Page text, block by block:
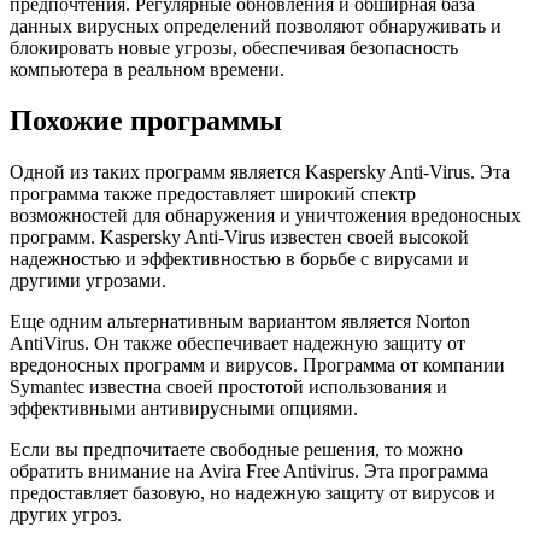
предпочтения. Регулярные обновления и обширная база
данных вирусных определений позволяют обнаруживать и
блокировать новые угрозы, обеспечивая безопасность
компьютера в реальном времени.
Похожие программы
Одной из таких программ является Kaspersky Anti-Virus. Эта
программа также предоставляет широкий спектр
возможностей для обнаружения и уничтожения вредоносных
программ. Kaspersky Anti-Virus известен своей высокой
надежностью и эффективностью в борьбе с вирусами и
другими угрозами.
Еще одним альтернативным вариантом является Norton
AntiVirus. Он также обеспечивает надежную защиту от
вредоносных программ и вирусов. Программа от компании
Symantec известна своей простотой использования и
эффективными антивирусными опциями.
Если вы предпочитаете свободные решения, то можно
обратить внимание на Avira Free Antivirus. Эта программа
предоставляет базовую, но надежную защиту от вирусов и
других угроз.